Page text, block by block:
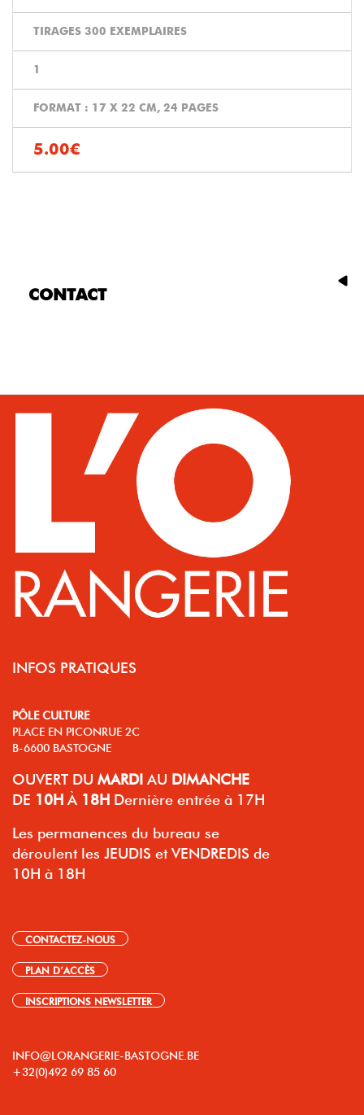
TIRAGES 300 EXEMPLAIRES
1
FORMAT : 17 X 22 CM, 24 PAGES
5.00€
CONTACT
INFOS PRATIQUES
PÔLE CULTURE
PLACE EN PICONRUE 2C
B-6600 BASTOGNE
OUVERT DU MARDI AU DIMANCHE
DE 10H À 18H Dernière entrée à 17H
Les permanences du bureau se
déroulent les JEUDIS et VENDREDIS de
10H à 18H
CONTACTEZ-NOUS
PLAN D’ACCÈS
INSCRIPTIONS NEWSLETTER
INFO@LORANGERIE-BASTOGNE.BE
+32(0)492 69 85 60